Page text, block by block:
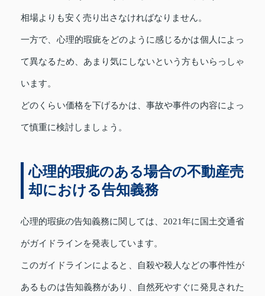
相場よりも安く売り出さなければなりません。
一方で、心理的瑕疵をどのように感じるかは個人によっ
て異なるため、あまり気にしないという方もいらっしゃ
います。
どのくらい価格を下げるかは、事故や事件の内容によっ
て慎重に検討しましょう。
心理的瑕疵のある場合の不動産売
却における告知義務
心理的瑕疵の告知義務に関しては、2021年に国土交通省
がガイドラインを発表しています。
このガイドラインによると、自殺や殺人などの事件性が
あるものは告知義務があり、自然死やすぐに発見された